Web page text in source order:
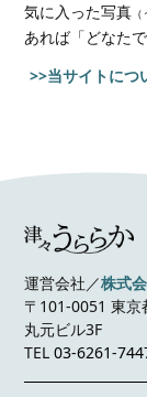
気に入った写真
あれば「どなた
>>当サイトにつ
運営会社／株式
〒101-0051 東
丸元ビル3F
TEL03-6261-